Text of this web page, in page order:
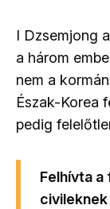
I Dzsemjong
a három
nem a
Észak-Korea
pedig
Felhívta a